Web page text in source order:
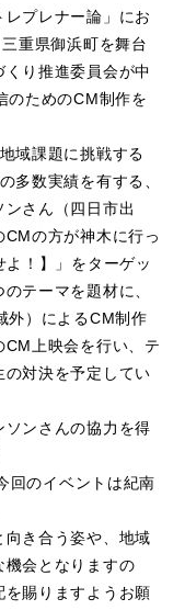
プレナー論」にお
重県御浜町を舞台
り推進委員会が中
のためのCM制作を
域課題に挑戦する
多数実績を有する、
さん（四日市出
の方が神木に行っ
！】」をターゲッ
テーマを題材に、
外）によるCM制作
上映会を行い、テ
対決を予定してい
ンさんの協力を得
回のイベントは紀南
き合う姿や、地域
機会となりますの
賜りますようお願